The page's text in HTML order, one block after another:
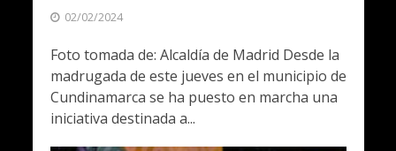
02/02/2024
Foto tomada de: Alcaldía de Madrid Desde la
madrugada de este jueves en el municipio de
Cundinamarca se ha puesto en marcha una
iniciativa destinada a...